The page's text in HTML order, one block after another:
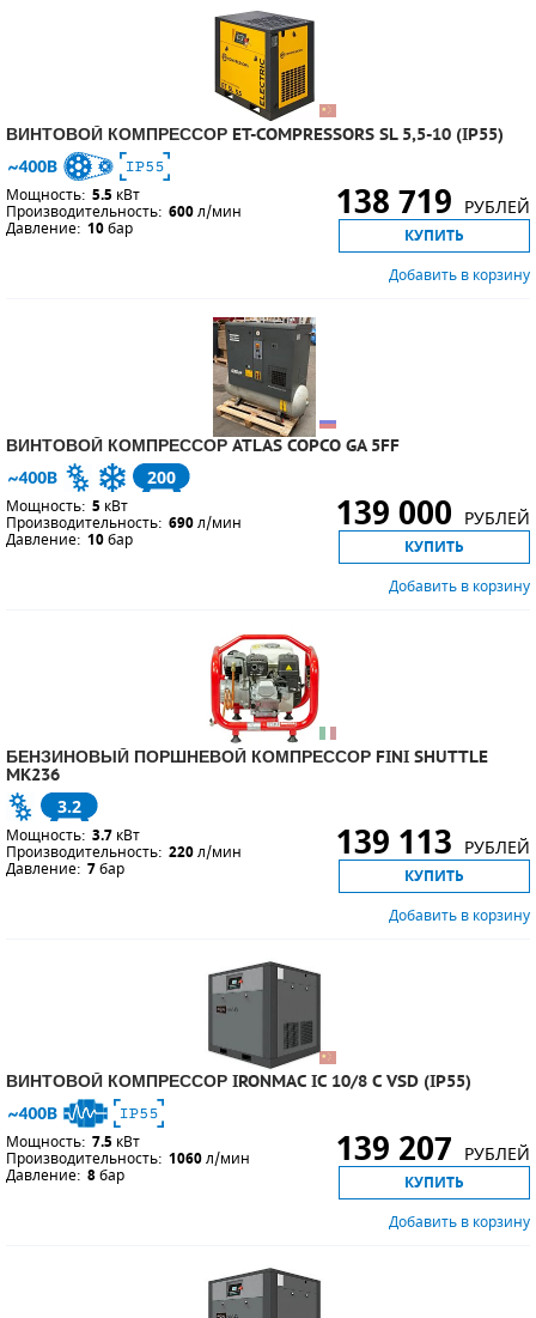
ВИНТОВОЙ КОМПРЕССОР ET-COMPRESSORS SL 5,5-10 (IP55)
Мощность: 5.5 кВт
Производительность: 600л/мин
Давление: 10бар
138 719 РУБЛЕЙ
КУПИТЬ
Добавить в корзину
ВИНТОВОЙ КОМПРЕССОР ATLAS COPCO GA 5FF
200
Мощность: 5 кВт
Производительность: 690л/мин
Давление: 10бар
139 000 РУБЛЕЙ
КУПИТЬ
Добавить в корзину
БЕНЗИНОВЫЙ ПОРШНЕВОЙ КОМПРЕССОР FINI SHUTTLE
MK236
3.2
Мощность: 3.7 кВт
Производительность: 220л/мин
Давление: 7бар
139 113 РУБЛЕЙ
КУПИТЬ
Добавить в корзину
ВИНТОВОЙ КОМПРЕССОР IRONMAC IC 10/8 C VSD (IP55)
Мощность: 7.5 кВт
Производительность: 1060л/мин
Давление: 8бар
139 207 РУБЛЕЙ
КУПИТЬ
Добавить в корзину